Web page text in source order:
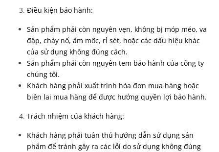
Điều kiện bảo hành:
Sản phẩm phải còn nguyên vẹn, không bị móp méo, va
đập, cháy nổ, ẩm mốc, rỉ sét, hoặc các dấu hiệu khác
của sử dụng không đúng cách.
Sản phẩm phải còn nguyên tem bảo hành của công ty
chúng tôi.
Khách hàng phải xuất trình hóa đơn mua hàng hoặc
biên lai mua hàng để được hưởng quyền lợi bảo hành.
Trách nhiệm của khách hàng:
Khách hàng phải tuân thủ hướng dẫn sử dụng sản
phẩm để tránh gây ra các lỗi do sử dụng không đúng